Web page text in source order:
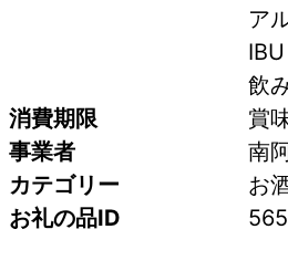
ア
飲
消費期限
賞
事業者
南
カテゴリー
お
お礼の品ID